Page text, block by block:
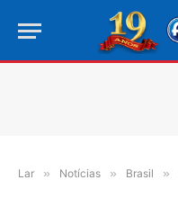
Lar » Notícias » Brasil »